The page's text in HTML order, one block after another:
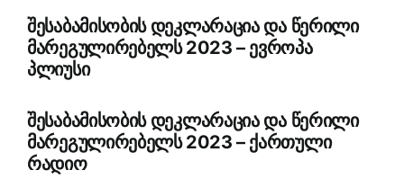
შესაბამისობის დეკლარაცია და წერილი
მარეგულირებელს 2023 – ევროპა
პლიუსი
შესაბამისობის დეკლარაცია და წერილი
მარეგულირებელს 2023 – ქართული
რადიო